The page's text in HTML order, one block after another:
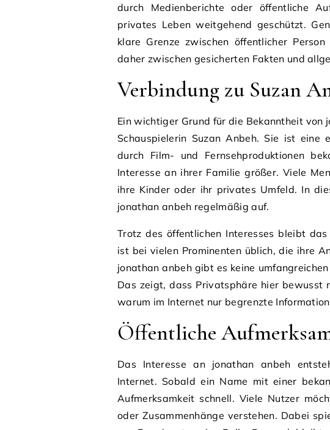
durch Medienberichte oder öffentliche
privates Leben weitgehend geschützt.
klare Grenze zwischen öffentlicher
daher zwischen gesicherten Fakten und
Verbindung zu Suzan
Ein wichtiger Grund für die Bekanntheit von
Schauspielerin Suzan Anbeh. Sie ist eine
durch Film- und Fernsehproduktionen
Interesse an ihrer Familie größer. Viele
ihre Kinder oder ihr privates Umfeld. In
jonathan anbeh regelmäßig auf.
Trotz des öffentlichen Interesses bleibt
ist bei vielen Prominenten üblich, die ihre
jonathan anbeh gibt es keine
Das zeigt, dass Privatsphäre hier bewusst
warum im Internet nur begrenzte
Öffentliche
Das Interesse an jonathan anbeh
Internet. Sobald ein Name mit einer
Aufmerksamkeit schnell. Viele Nutzer
oder Zusammenhänge verstehen. Dabei